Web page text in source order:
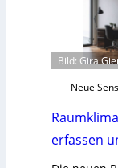
Bild: Gira
Neue
erfassen